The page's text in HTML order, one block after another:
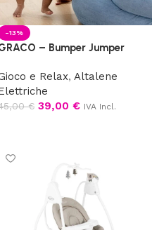
-13%
– Bumper Jumper
e Relax, Altalene
€ 39,00 € IVA Incl.